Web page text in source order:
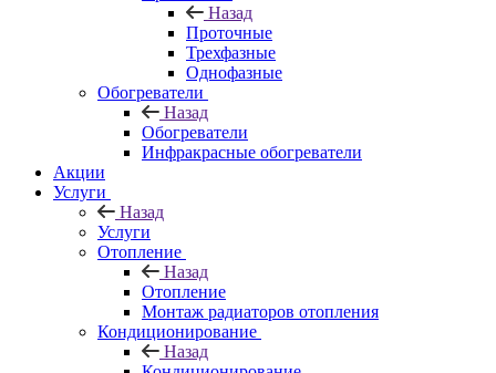
Назад
Проточные
Трехфазные
Однофазные
Обогреватели
Назад
Обогреватели
Инфракрасные обогреватели
Акции
Услуги
Назад
Услуги
Отопление
Назад
Отопление
Монтаж радиаторов отопления
Кондиционирование
Назад